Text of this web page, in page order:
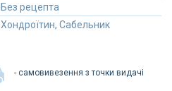
Без рецепта
Хондроїтин, Сабельник
- самовивезення з точки видачі